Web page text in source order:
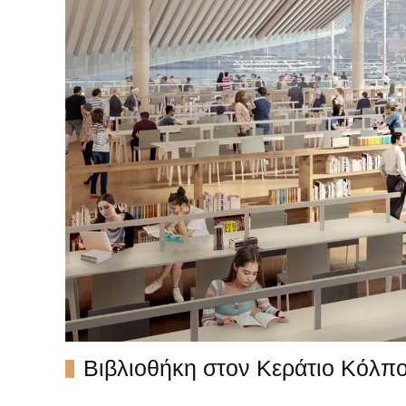
Βιβλιοθήκη στον Κεράτιο